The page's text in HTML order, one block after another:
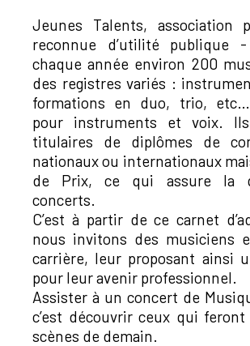
Jeunes Talents, association
reconnue d’utilité publique
chaque année environ 200
des registres variés :
formations en duo, trio,
pour instruments et voix.
titulaires de diplômes de
nationaux ou internationaux
de Prix, ce qui assure la
concerts.
C’est à partir de ce carnet
nous invitons des musiciens
carrière, leur proposant ainsi
pour leur avenir professionnel.
Assister à un concert de
c’est découvrir ceux qui feront
scènes de demain.